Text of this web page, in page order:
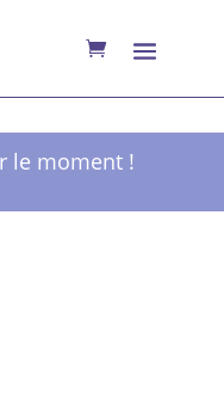
le moment !